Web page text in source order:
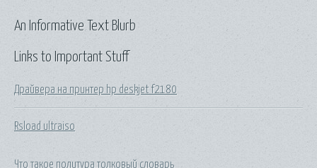
Links to Important Stuff
Драйвера на принтер hp deskjet f2180
Rsload ultraiso
Что такое политура толковый словарь
An Informative Text Blurb